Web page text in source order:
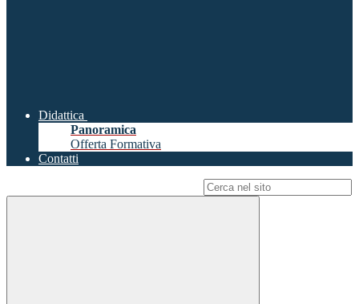
Didattica
Panoramica
Offerta Formativa
Contatti